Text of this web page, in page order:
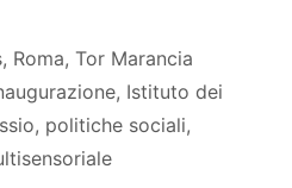
, Roma, Tor Marancia
, Istituto dei
, politiche sociali,